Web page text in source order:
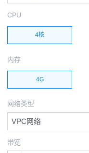
CPU
4核
内存
4G
网络类型
VPC网络
带宽